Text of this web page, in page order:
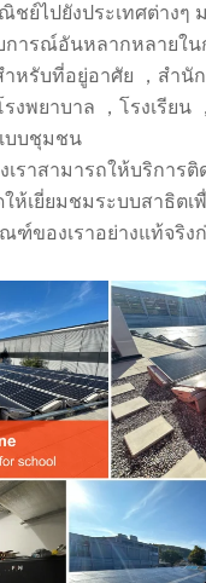
ชย์ไปยังประเทศต่างๆ
การณ์อันหลากหลายใน
หรับที่อยู่อาศัย
， สำนั
รงพยาบาล ， โรงเรียน ，
บบชุมชน
ราสามารถให้บริการติ
ให้เยี่ยมชมระบบสาธิตเ
ฑ์ของเราอย่างแท้จริง